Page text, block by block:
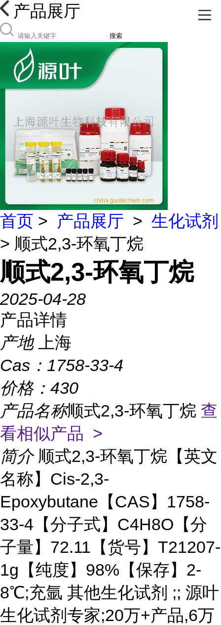
产品展厅
搜索
首页 > 产品展厅 > 生化试剂
> 顺式2,3-环氧丁烷
顺式2,3-环氧丁烷
2025-04-28
产品详情
产地
上海
Cas： 1758-33-4
价格： 430
产品名称顺式2,3-环氧丁烷 查
看相似产品 >
简介 顺式2,3-环氧丁烷【英文
名称】Cis-2,3-
Epoxybutane【CAS】1758-
33-4【分子式】C4H8O【分
子量】72.11【货号】T21207-
1g【纯度】98%【保存】2-
8℃;充氩 其他生化试剂 ;; 源叶
生化试剂专家;20万+产品,6万